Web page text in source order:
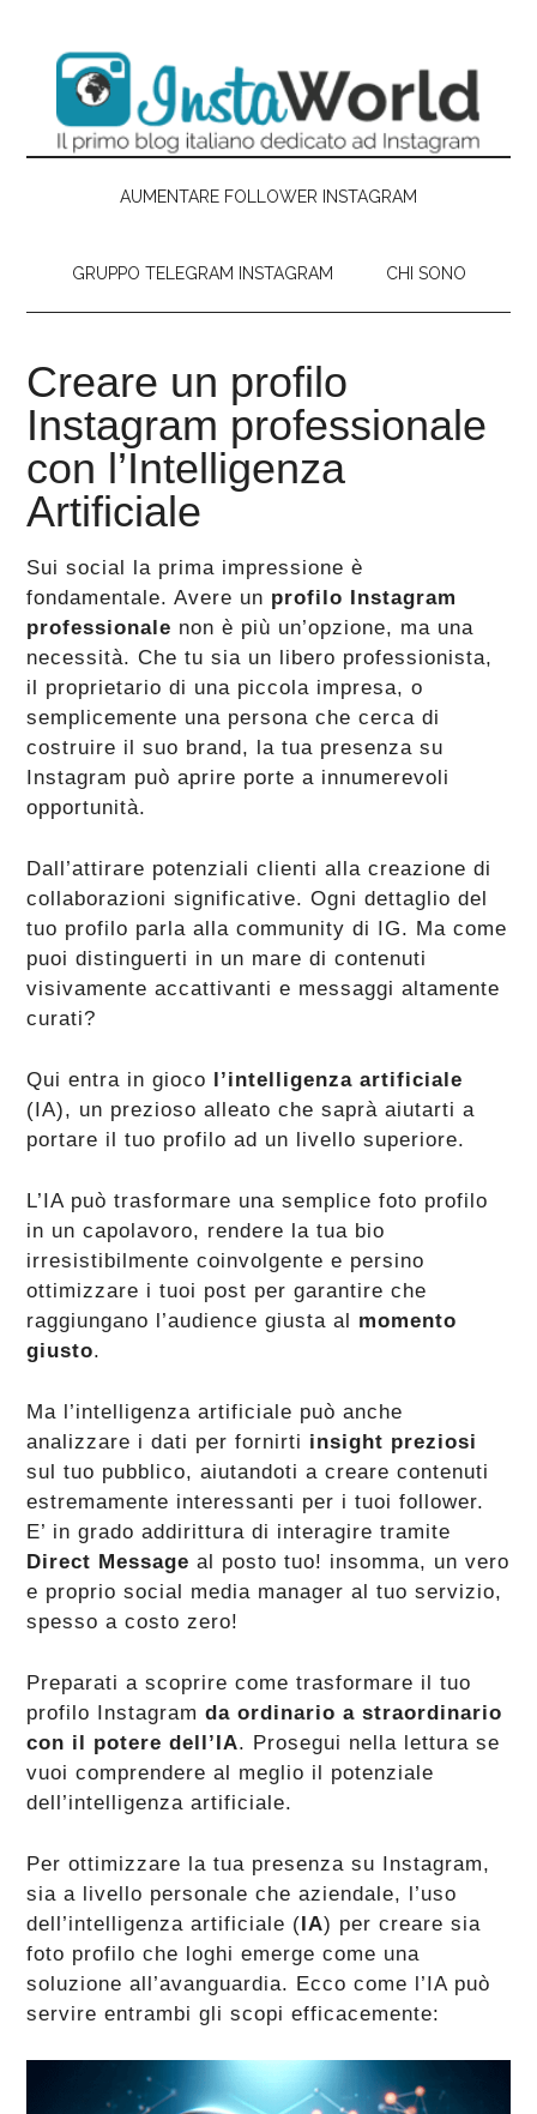
contenuto
principale
secondary
laterale
primaria
AUMENTARE FOLLOWER INSTAGRAM
GRUPPO TELEGRAM INSTAGRAM CHI SONO
Creare un profilo
Instagram professionale
con l’Intelligenza
Artificiale
Sui social la prima impressione è
fondamentale. Avere un profilo Instagram
professionale non è più un’opzione, ma una
necessità. Che tu sia un libero professionista,
il proprietario di una piccola impresa, o
semplicemente una persona che cerca di
costruire il suo brand, la tua presenza su
Instagram può aprire porte a innumerevoli
opportunità.
Dall’attirare potenziali clienti alla creazione di
collaborazioni significative. Ogni dettaglio del
tuo profilo parla alla community di IG. Ma come
puoi distinguerti in un mare di contenuti
visivamente accattivanti e messaggi altamente
curati?
Qui entra in gioco l’intelligenza artificiale
(IA), un prezioso alleato che saprà aiutarti a
portare il tuo profilo ad un livello superiore.
L’IA può trasformare una semplice foto profilo
in un capolavoro, rendere la tua bio
irresistibilmente coinvolgente e persino
ottimizzare i tuoi post per garantire che
raggiungano l’audience giusta al momento
giusto.
Ma l’intelligenza artificiale può anche
analizzare i dati per fornirti insight preziosi
sul tuo pubblico, aiutandoti a creare contenuti
estremamente interessanti per i tuoi follower.
E’ in grado addirittura di interagire tramite
Direct Message al posto tuo! insomma, un vero
e proprio social media manager al tuo servizio,
spesso a costo zero!
Preparati a scoprire come trasformare il tuo
profilo Instagramda ordinario a straordinario
con il potere dell’IA. Prosegui nella lettura se
vuoi comprendere al meglio il potenziale
dell’intelligenza artificiale.
Per ottimizzare la tua presenza su Instagram,
sia a livello personale che aziendale, l’uso
dell’intelligenza artificiale (IA) per creare sia
foto profilo che loghi emerge come una
soluzione all’avanguardia. Ecco come l’IA può
servire entrambi gli scopi efficacemente: